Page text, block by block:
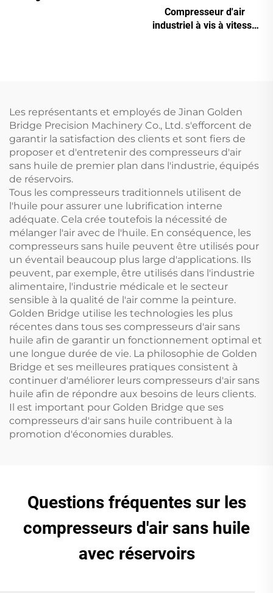
Compresseur d'air
industriel à vis à vitesse
Les représentants et employés de Jinan Golden
Bridge Precision Machinery Co., Ltd. s'efforcent de
garantir la satisfaction des clients et sont fiers de
proposer et d'entretenir des compresseurs d'air
sans huile de premier plan dans l'industrie, équipés
de réservoirs.
Tous les compresseurs traditionnels utilisent de
l'huile pour assurer une lubrification interne
adéquate. Cela crée toutefois la nécessité de
mélanger l'air avec de l'huile. En conséquence, les
compresseurs sans huile peuvent être utilisés pour
un éventail beaucoup plus large d'applications. Ils
peuvent, par exemple, être utilisés dans l'industrie
alimentaire, l'industrie médicale et le secteur
sensible à la qualité de l'air comme la peinture.
Golden Bridge utilise les technologies les plus
récentes dans tous ses compresseurs d'air sans
huile afin de garantir un fonctionnement optimal et
une longue durée de vie. La philosophie de Golden
Bridge et ses meilleures pratiques consistent à
continuer d'améliorer leurs compresseurs d'air sans
huile afin de répondre aux besoins de leurs clients.
Il est important pour Golden Bridge que ses
compresseurs d'air sans huile contribuent à la
promotion d'économies durables.
Questions fréquentes sur les
compresseurs d'air sans huile
avec réservoirs